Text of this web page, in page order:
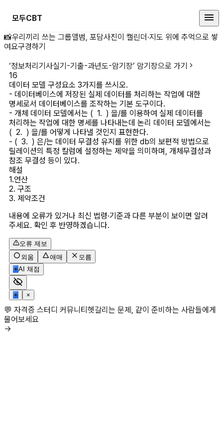
모두CBT
데이터 모델 구성요소 3가지를 쓰
📸우리끼리 쓰는 그룹앨범, 포담사진이 캘린더·지도 위에 추억으로 쌓
여요구경하기
‘정보처리기사실기-기출-과년도-암기장’ 암기장으로 가기
16
데이터 모델 구성요소 3가지를 쓰시오.
- 데이터베이스에 저장된 실제 데이터를 처리하는 작업에 대한
명세로서 데이터베이스를 조작하는 기본 도구이다.
- 개체 데이터 모델에서는 (  1.  ) 을/를 이용하여 실제 데이터를
처리하는 작업에 대한 명세를 나타내는데 논리 데이터 모델에서는
(  2.  ) 을/를 어떻게 나타낼 것인지 표현한다.
- (  3.  ) 은/는 데이터 무결성 유지를 위한 db의 보편적 방법으로
릴레이션의 특정 칼럼에 설정하는 제약을 의미하며, 개체무결성과
참조 무결성 등이 있다.
해설
1.연산
2. 구조
3. 제약조건
내용에 오류가 있거나 최신 법령·기준과 다른 부분이 보이면 알려
주세요. 확인 후 반영하겠습니다.
오류 제보
외움
애매
모름
✳AI 채점
✳ ×
💬 자격증 스터디 커뮤니티헷갈리는 문제, 같이 준비하는 사람들에게
물어보세요
→